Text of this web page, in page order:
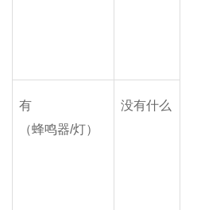
有
（蜂鸣器/灯）
没有什么